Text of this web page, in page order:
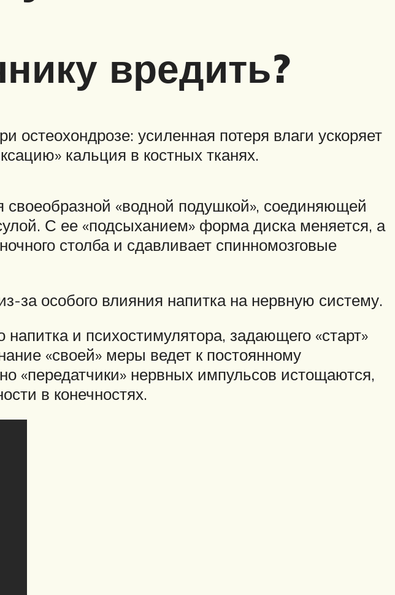
вредить?
усиленная потеря влаги ускоряет
кальция в костных тканях.
«водной подушкой», соединяющей
С ее «подсыханием» форма диска меняется, а
столба и сдавливает спинномозговые
особого влияния напитка на нервную систему.
и психостимулятора, задающего «старт»
«своей» меры ведет к постоянному
«передатчики» нервных импульсов истощаются,
в конечностях.